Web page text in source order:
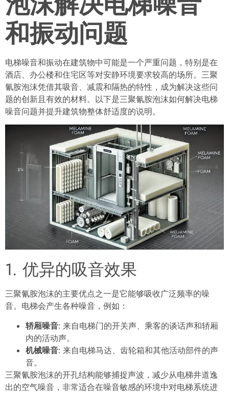
和振动问题
电梯噪音和振动在建筑物中可能是一个严重问题，特别是在
酒店、办公楼和住宅区等对安静环境要求较高的场所。三聚
氰胺泡沫凭借其吸音、减震和隔热的特性，成为解决这些问
题的创新且有效的材料。以下是三聚氰胺泡沫如何解决电梯
噪音问题并提升建筑物整体舒适度的说明。
1. 优异的吸音效果
三聚氰胺泡沫的主要优点之一是它能够吸收广泛频率的噪
音。电梯会产生各种噪音，例如：
轿厢噪音: 来自电梯门的开关声、乘客的谈话声和轿厢
内的活动声。
机械噪音: 来自电梯马达、齿轮箱和其他活动部件的声
音。
三聚氰胺泡沫的开孔结构能够捕捉声波，减少从电梯井道逸
出的空气噪音，非常适合在噪音敏感的环境中对电梯系统进